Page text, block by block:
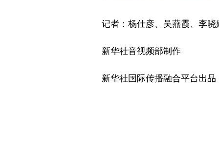
记者：杨仕彦、吴燕霞、李晓
新华社音视频部制作
新华社国际传播融合平台出品